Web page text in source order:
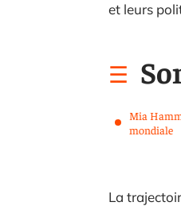
et leurs
Mia
mondiale
La